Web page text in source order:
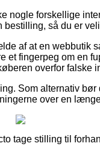
forskellige
så du er
af at en webbutik
et fingerpeg om en
overfor falske
Som alternativ
over en
tage stilling til